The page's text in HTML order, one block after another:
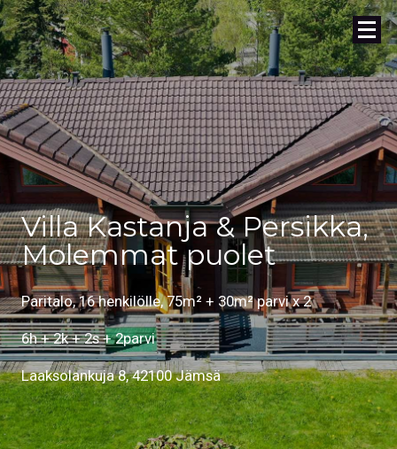
Villa Kastanja & Persikka,
Molemmat puolet
Paritalo, 16 henkilölle, 75m² + 30m² parvi x 2
6h + 2k + 2s + 2parvi
Laaksolankuja 8, 42100 Jämsä